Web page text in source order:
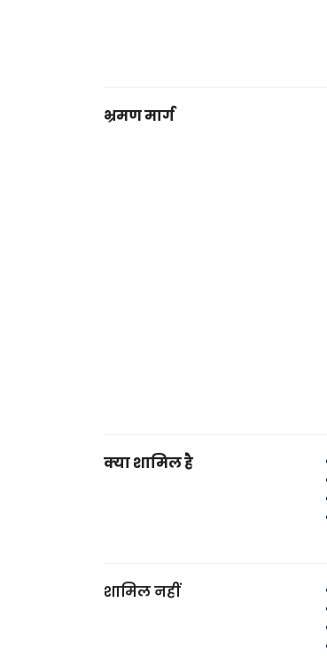
भ्रमण मार्ग
क्या शामिल है
शामिल नहीं